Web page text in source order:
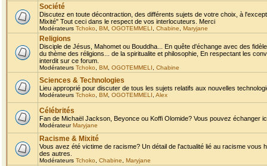
Société
Discutez en toute décontraction, des différents sujets de votre choix, à
Mixité" Tout ceci dans le respect de vos interlocuteurs. Merci
Modérateurs Tchoko BM OGOTEMMELI Chabine Maryjane
Religions
Disciple de Jésus, Mahomet ou Bouddha... En quête d'échange avec des
du thème des réligions... de la spiritualite et philosophie, En respectant les
interdit sur ce forum.
Modérateurs Tchoko BM OGOTEMMELI Chabine
Sciences & Technologies
Lieu approprié pour discuter de tous les sujets relatifs aux nouvelles
Modérateurs Tchoko BM OGOTEMMELI Alex
Célébrités
Fan de Michaël Jackson, Beyonce ou Koffi Olomide? Vous pouvez échanger
ModérateurMaryjane
Racisme & Mixité
Vous avez été victime de racisme? Un détail de l'actualité lié au racisme
des autres.
Modérateurs Tchoko Chabine Maryjane